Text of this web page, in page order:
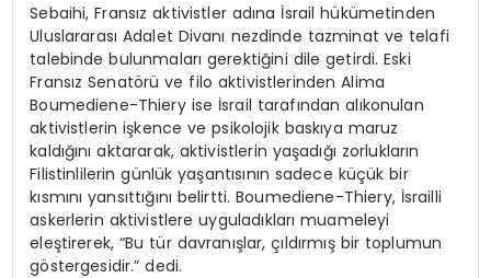
Sebaihi, Fransız aktivistler adına İsrail hükümetinden
Uluslararası Adalet Divanı nezdinde tazminat ve telafi
talebinde bulunmaları gerektiğini dile getirdi. Eski
Fransız Senatörü ve filo aktivistlerinden Alima
Boumediene-Thiery ise İsrail tarafından alıkonulan
aktivistlerin işkence ve psikolojik baskıya maruz
kaldığını aktararak, aktivistlerin yaşadığı zorlukların
Filistinlilerin günlük yaşantısının sadece küçük bir
kısmını yansıttığını belirtti. Boumediene-Thiery, İsrailli
askerlerin aktivistlere uyguladıkları muameleyi
eleştirerek, “Bu tür davranışlar, çıldırmış bir toplumun
göstergesidir.” dedi.